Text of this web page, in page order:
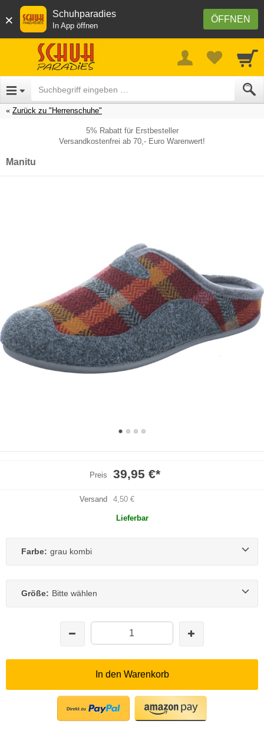
× ÖFFNEN
Schuhparadies
In App öffnen
Zurück zu "Herrenschuhe"
5% Rabatt für Erstbesteller
Versandkostenfrei ab 70,- Euro Warenwert!
Manitu
Preis 39,95 €*
Versand 4,50 €
Lieferbar
Farbe: grau kombi
Größe: Bitte wählen
In den Warenkorb